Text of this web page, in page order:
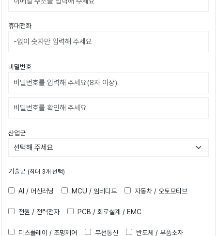
휴대전화
비밀번호
비밀번호확인
산업군
기술군 (최대 3개 선택)
AI / 머신러닝 MCU / 임베디드 자동차 / 오토모티브
전원 / 전력전자 PCB / 회로설계 / EMC
디스플레이 / 조명제어 무선통신 반도체 / 부품소자